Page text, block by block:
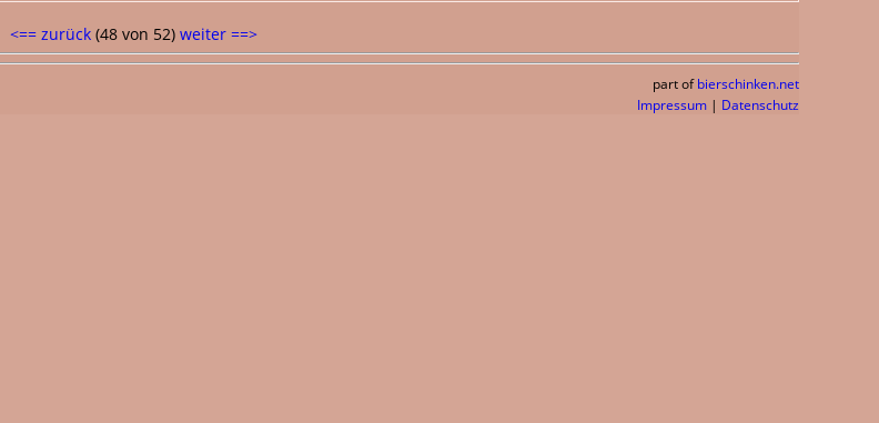
<== zurück(48 von 52) weiter ==>
part of bierschinken.net
Impressum | Datenschutz